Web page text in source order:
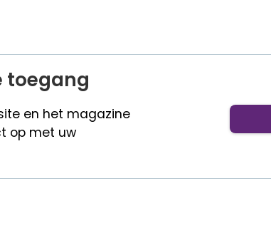
toegang
en het magazine
op met uw